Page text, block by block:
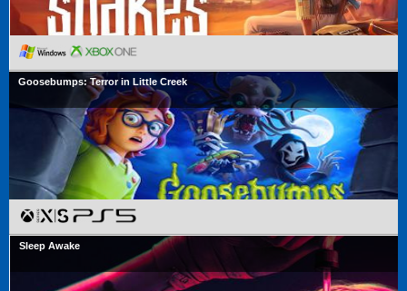
Goosebumps: Terror in Little Creek
Sleep Awake